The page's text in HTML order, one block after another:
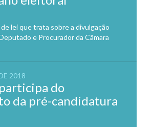
lei que trata sobre a divulgação
e Procurador da Câmara
2018
do
da pré-candidatura